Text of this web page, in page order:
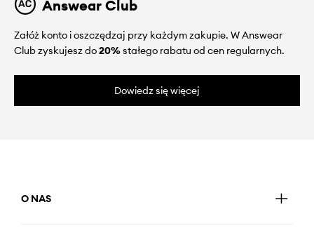
Answear Club
Załóż konto i oszczędzaj przy każdym zakupie. W Answear
Club zyskujesz do20%stałego rabatu od cen regularnych.
Dowiedz się więcej
O NAS